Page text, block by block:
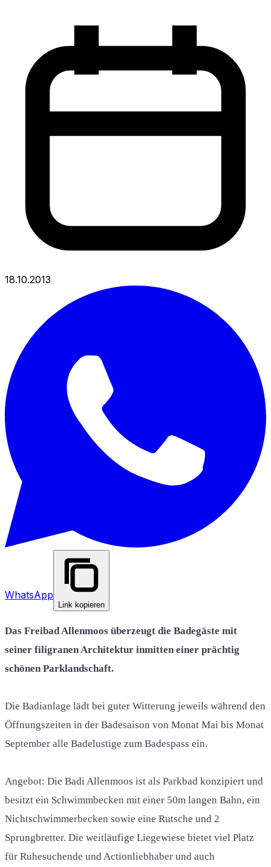
18.10.2013
WhatsApp
Link kopieren
Das Freibad Allenmoos überzeugt die Badegäste mit
seiner filigranen Architektur inmitten einer prächtig
schönen Parklandschaft.
Die Badianlage lädt bei guter Witterung jeweils während den
Öffnungszeiten in der Badesaison von Monat Mai bis Monat
September alle Badelustige zum Badespass ein.
Angebot: Die Badi Allenmoos ist als Parkbad konzipiert und
besitzt ein Schwimmbecken mit einer 50m langen Bahn, ein
Nichtschwimmerbecken sowie eine Rutsche und 2
Sprungbretter. Die weitläufige Liegewiese bietet viel Platz
für Ruhesuchende und Actionliebhaber und auch